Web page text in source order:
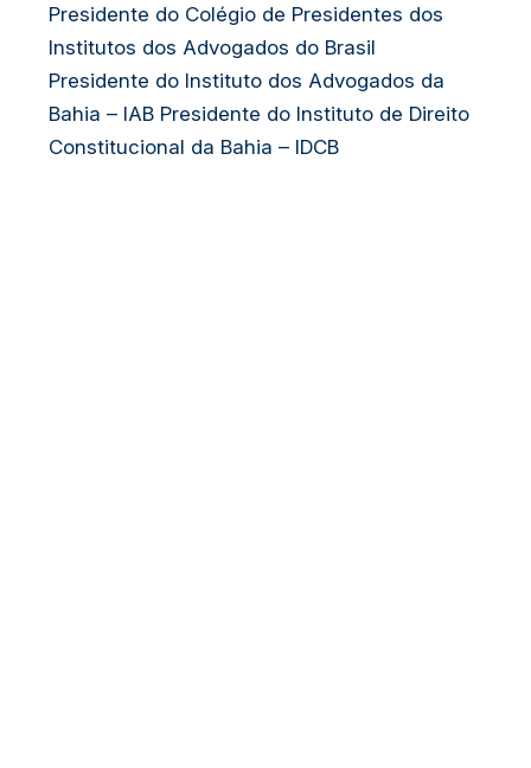
Presidente do Colégio de Presidentes dos
Institutos dos Advogados do Brasil
Presidente do Instituto dos Advogados da
Bahia – IAB Presidente do Instituto de Direito
Constitucional da Bahia – IDCB